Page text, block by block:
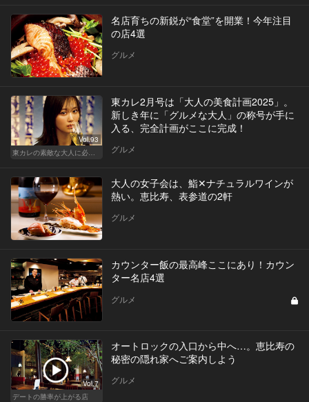
名店育ちの新鋭が“食堂”を開業！今年注目
の店4選
グルメ
Vol.93
東カレの素敵な大人に必要なこと
東カレ2月号は「大人の美食計画2025」。
新しき年に「グルメな大人」の称号が手に
入る、完全計画がここに完成！
グルメ
大人の女子会は、鮨✕ナチュラルワインが
熱い。恵比寿、表参道の2軒
グルメ
カウンター飯の最高峰ここにあり！カウン
ター名店4選
グルメ
Vol.7
デートの勝率が上がる店
オートロックの入口から中へ…。恵比寿の
秘密の隠れ家へご案内しよう
グルメ